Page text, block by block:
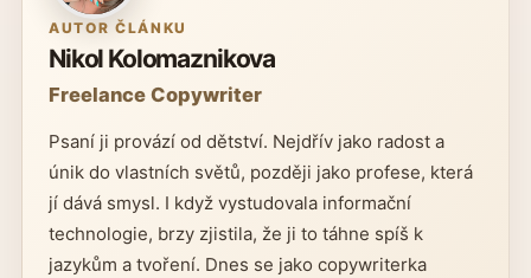
AUTOR ČLÁNKU
Nikol Kolomaznikova
Freelance Copywriter
Psaní ji provází od dětství. Nejdřív jako radost a
únik do vlastních světů, později jako profese, která
jí dává smysl. I když vystudovala informační
technologie, brzy zjistila, že ji to táhne spíš k
jazykům a tvoření. Dnes se jako copywriterka